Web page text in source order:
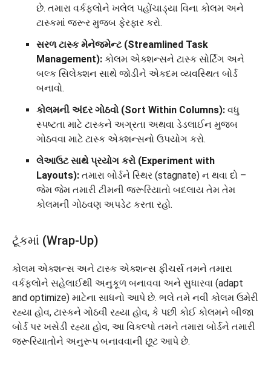
છે. તમારા વર્કફ્લોને ખલેલ પહોંચાડ્યા વિના કોલમ અને
ટાસ્કમાં જરૂર મુજબ ફેરફાર કરો.
સરળ ટાસ્ક મેનેજમેન્ટ (Streamlined Task
Management): કોલમ એક્શન્સને ટાસ્ક સોર્ટિંગ અને
બલ્ક સિલેક્શન સાથે જોડીને એકદમ વ્યવસ્થિત બોર્ડ
બનાવો.
કોલમની અંદર ગોઠવો (Sort Within Columns): વધુ
સ્પષ્ટતા માટે ટાસ્કને અગ્રતા અથવા ડેડલાઈન મુજબ
ગોઠવવા માટે ટાસ્ક એક્શન્સનો ઉપયોગ કરો.
લેઆઉટ સાથે પ્રયોગ કરો (Experiment with
Layouts): તમારા બોર્ડને સ્થિર (stagnate) ન થવા દો –
જેમ જેમ તમારી ટીમની જરૂરિયાતો બદલાય તેમ તેમ
કોલમની ગોઠવણ અપડેટ કરતા રહો.
ટૂંકમાં (Wrap-Up)
કોલમ એક્શન્સ અને ટાસ્ક એક્શન્સ ફીચર્સ તમને તમારા
વર્કફ્લોને સહેલાઈથી અનુકૂળ બનાવવા અને સુધારવા (adapt
and optimize) માટેના સાધનો આપે છે. ભલે તમે નવી કોલમ ઉમેરી
રહ્યા હોવ, ટાસ્કને ગોઠવી રહ્યા હોવ, કે પછી કોઈ કોલમને બીજા
બોર્ડ પર ખસેડી રહ્યા હોવ, આ વિકલ્પો તમને તમારા બોર્ડને તમારી
જરૂરિયાતોને અનુરૂપ બનાવવાની છૂટ આપે છે.